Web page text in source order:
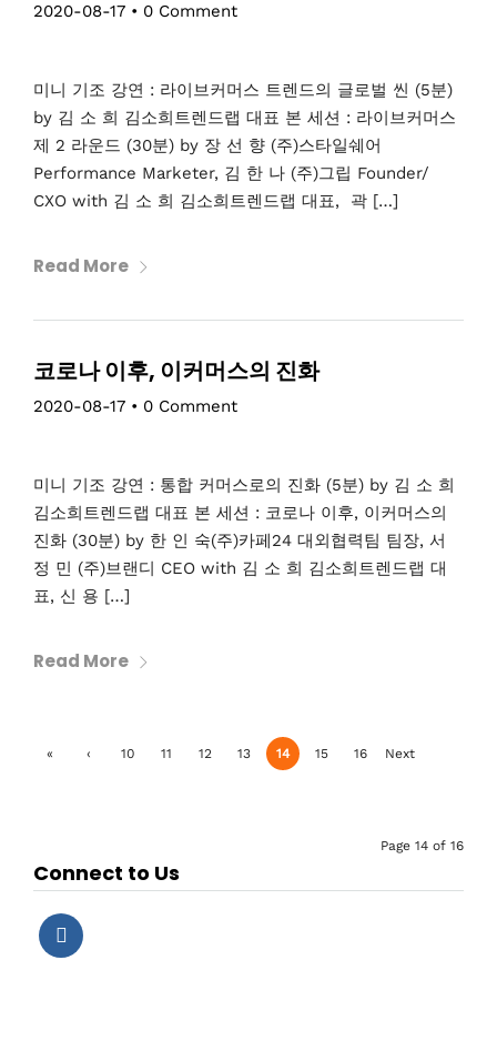
2020-08-17 • 0 Comment
미니 기조 강연 : 라이브커머스 트렌드의 글로벌 씬 (5분)
by 김 소 희 김소희트렌드랩 대표 본 세션 : 라이브커머스
제 2 라운드 (30분) by 장 선 향 (주)스타일쉐어
Performance Marketer, 김 한 나 (주)그립 Founder/
CXO with 김 소 희 김소희트렌드랩 대표, 곽 […]
Read More
코로나 이후, 이커머스의 진화
2020-08-17 • 0 Comment
미니 기조 강연 : 통합 커머스로의 진화 (5분) by 김 소 희
김소희트렌드랩 대표 본 세션 : 코로나 이후, 이커머스의
진화 (30분) by 한 인 숙(주)카페24 대외협력팀 팀장, 서
정 민 (주)브랜디 CEO with 김 소 희 김소희트렌드랩 대
표, 신 용 […]
Read More
« ‹ 10 11 12 13 14 15 16 Next
Page 14 of 16
Connect to Us